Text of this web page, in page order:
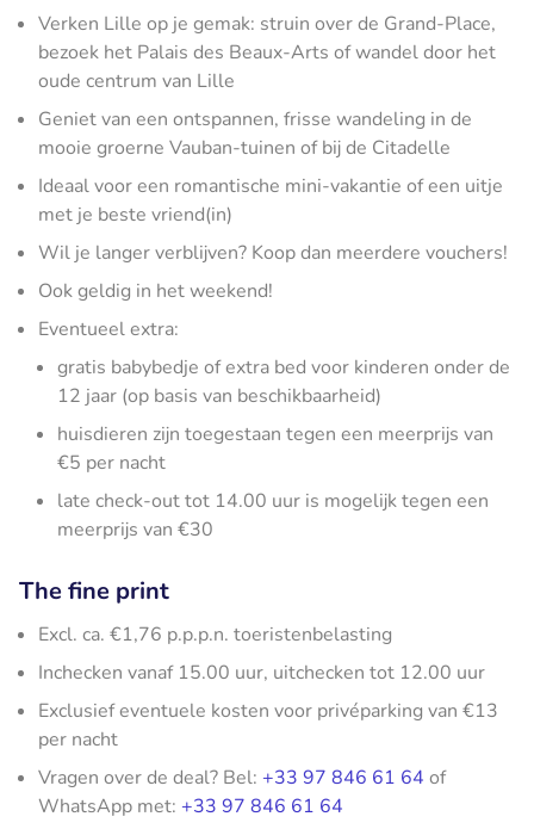
Verken Lille op je gemak: struin over de Grand-Place,
bezoek het Palais des Beaux-Arts of wandel door het
oude centrum van Lille
Geniet van een ontspannen, frisse wandeling in de
mooie groerne Vauban-tuinen of bij de Citadelle
Ideaal voor een romantische mini-vakantie of een uitje
met je beste vriend(in)
Wil je langer verblijven? Koop dan meerdere vouchers!
Ook geldig in het weekend!
Eventueel extra:
gratis babybedje of extra bed voor kinderen onder de
12 jaar (op basis van beschikbaarheid)
huisdieren zijn toegestaan tegen een meerprijs van
€5 per nacht
late check-out tot 14.00 uur is mogelijk tegen een
meerprijs van €30
The fine print
Excl. ca. €1,76 p.p.p.n. toeristenbelasting
Inchecken vanaf 15.00 uur, uitchecken tot 12.00 uur
Exclusief eventuele kosten voor privéparking van €13
per nacht
Vragen over de deal? Bel: +33 97 846 61 64 of
WhatsApp met: +33 97 846 61 64